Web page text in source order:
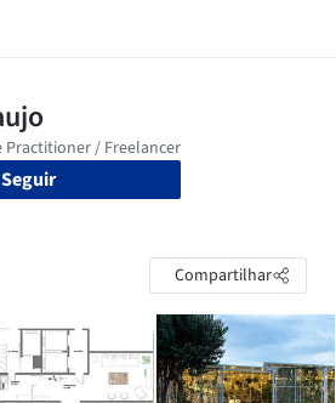
Seguir
Compartilhar